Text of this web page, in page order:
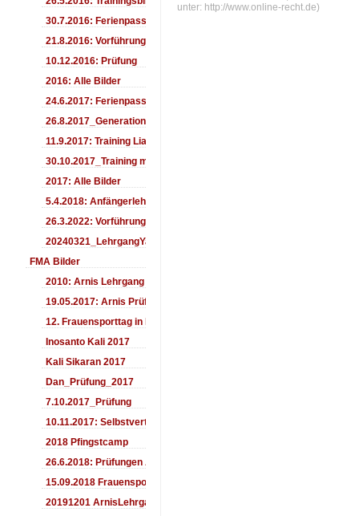
unter: http://www.online-recht.de)
30.7.2016: Ferienpass
21.8.2016: Vorführung Bergfest Sehnde
10.12.2016: Prüfung
2016: Alle Bilder
24.6.2017: Ferienpass
26.8.2017_Generationentag_Sehnde
11.9.2017: Training LiaSuzuki Hildesheim
30.10.2017_Training mit Ando
2017: Alle Bilder
5.4.2018: Anfängerlehrgang
26.3.2022: Vorführung
20240321_LehrgangYamashima
FMA Bilder
2010: Arnis Lehrgang
19.05.2017: Arnis Prüfung
12. Frauensporttag in Langenhagen 2017
Inosanto Kali 2017
Kali Sikaran 2017
Dan_Prüfung_2017
7.10.2017_Prüfung
10.11.2017: Selbstverteidigung für Kinder
2018 Pfingstcamp
26.6.2018: Prüfungen Arnis
15.09.2018 Frauensporttag
20191201 ArnisLehrgang